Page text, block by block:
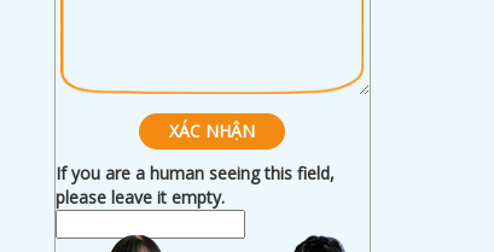
If you are a human seeing this field,
please leave it empty.